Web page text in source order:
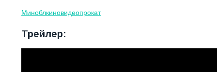
Миноблкиновидеопрокат
Трейлер: